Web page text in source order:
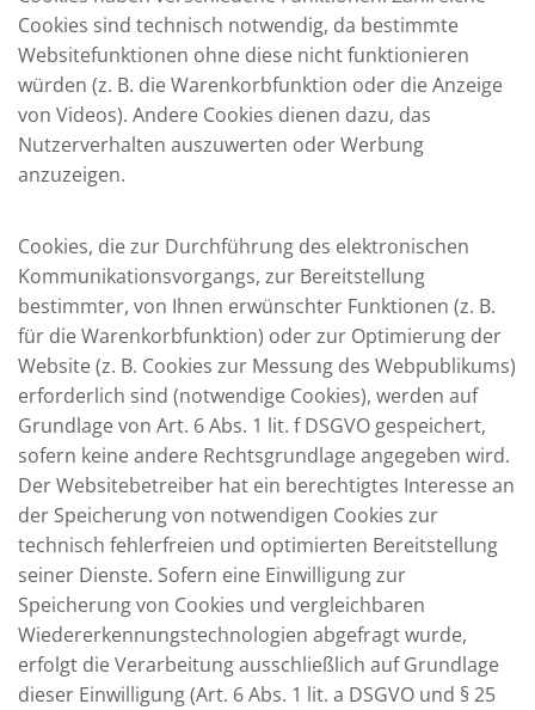
Cookies sind technisch notwendig, da bestimmte
Websitefunktionen ohne diese nicht funktionieren
würden (z. B. die Warenkorbfunktion oder die Anzeige
von Videos). Andere Cookies dienen dazu, das
Nutzerverhalten auszuwerten oder Werbung
anzuzeigen.
Cookies, die zur Durchführung des elektronischen
Kommunikationsvorgangs, zur Bereitstellung
bestimmter, von Ihnen erwünschter Funktionen (z. B.
für die Warenkorbfunktion) oder zur Optimierung der
Website (z. B. Cookies zur Messung des Webpublikums)
erforderlich sind (notwendige Cookies), werden auf
Grundlage von Art. 6 Abs. 1 lit. f DSGVO gespeichert,
sofern keine andere Rechtsgrundlage angegeben wird.
Der Websitebetreiber hat ein berechtigtes Interesse an
der Speicherung von notwendigen Cookies zur
technisch fehlerfreien und optimierten Bereitstellung
seiner Dienste. Sofern eine Einwilligung zur
Speicherung von Cookies und vergleichbaren
Wiedererkennungstechnologien abgefragt wurde,
erfolgt die Verarbeitung ausschließlich auf Grundlage
dieser Einwilligung (Art. 6 Abs. 1 lit. a DSGVO und § 25